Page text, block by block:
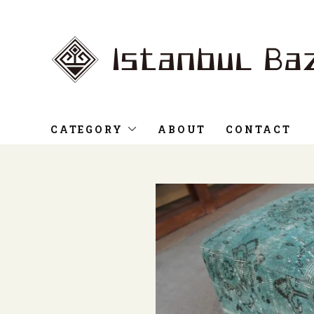
CATEGORY ABOUT CONTACT